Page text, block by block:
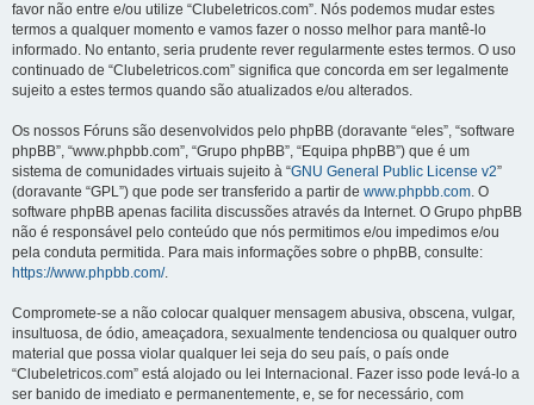
favor não entre e/ou utilize “Clubeletricos.com”. Nós podemos mudar estes
termos a qualquer momento e vamos fazer o nosso melhor para mantê-lo
informado. No entanto, seria prudente rever regularmente estes termos. O uso
continuado de “Clubeletricos.com” significa que concorda em ser legalmente
sujeito a estes termos quando são atualizados e/ou alterados.
Os nossos Fóruns são desenvolvidos pelo phpBB (doravante “eles”, “software
phpBB”, “www.phpbb.com”, “Grupo phpBB”, “Equipa phpBB”) que é um
sistema de comunidades virtuais sujeito à “GNU General Public License v2”
(doravante “GPL”) que pode ser transferido a partir de www.phpbb.com. O
software phpBB apenas facilita discussões através da Internet. O Grupo phpBB
não é responsável pelo conteúdo que nós permitimos e/ou impedimos e/ou
pela conduta permitida. Para mais informações sobre o phpBB, consulte:
https://www.phpbb.com/.
Compromete-se a não colocar qualquer mensagem abusiva, obscena, vulgar,
insultuosa, de ódio, ameaçadora, sexualmente tendenciosa ou qualquer outro
material que possa violar qualquer lei seja do seu país, o país onde
“Clubeletricos.com” está alojado ou lei Internacional. Fazer isso pode levá-lo a
ser banido de imediato e permanentemente, e, se for necessário, com